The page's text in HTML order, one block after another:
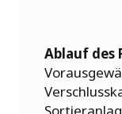
Ablauf des